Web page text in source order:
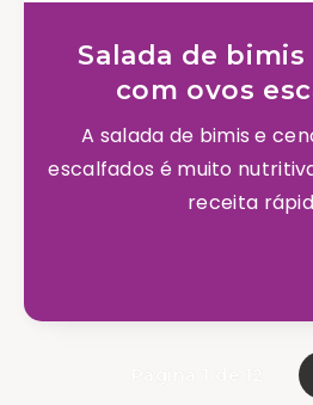
Salada de
com ovos
A salada de bimis e
escalfados é muito
receita